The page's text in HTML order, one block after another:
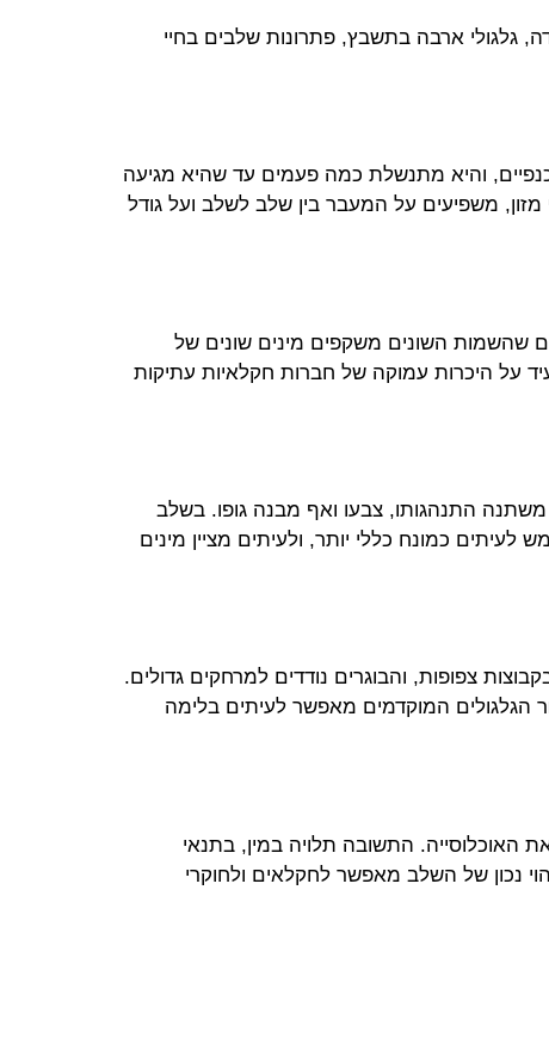
ארבה בתשבץ, פתרונות שלבים בחיי
והיא מתנשלת כמה פעמים עד שהיא מגיעה
משפיעים על המעבר בין שלב לשלב ועל גודל
שהשמות השונים משקפים מינים שונים של
על היכרות עמוקה של חברות חקלאיות עתיקות
התנהגותו, צבעו ואף מבנה גופו. בשלב
כמונח כללי יותר, ולעיתים מציין מינים
צפופות, והבוגרים נודדים למרחקים גדולים.
הגלגולים המוקדמים מאפשר לעיתים בלימה
האוכלוסייה. התשובה תלויה במין, בתנאי
נכון של השלב מאפשר לחקלאים ולחוקרי